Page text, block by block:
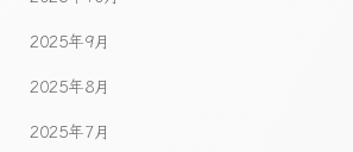
2025年9月
2025年8月
2025年7月